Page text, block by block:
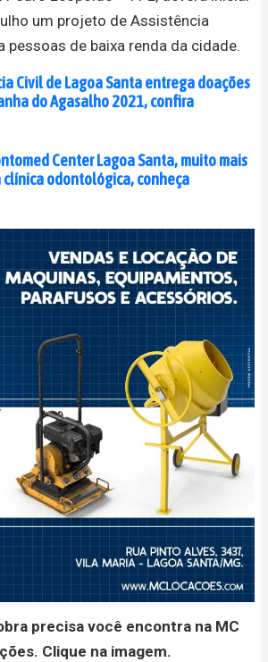
um projeto de Assistência
pessoas de baixa renda da cidade.
Civil de Lagoa Santa entrega doações
do Agasalho 2021, confira
Center Lagoa Santa, muito mais
clínica odontológica, conheça
precisa você encontra na MC
Clique na imagem.